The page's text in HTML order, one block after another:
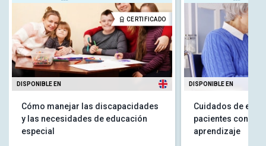
CERTIFICADO
DISPONIBLE EN
Cómo manejar las discapacidades
y las necesidades de educación
especial
DISPONIBLE EN
Cuidados de
pacientes con
aprendizaje